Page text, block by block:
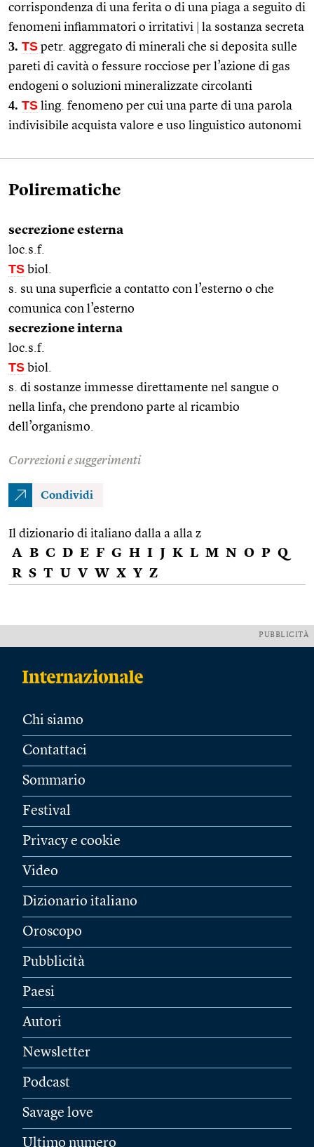
corrispondenza di una ferita o di una piaga a seguito di
fenomeni infiammatori o irritativi
la sostanza secreta
3. TS petr. aggregato di minerali che si deposita sulle
pareti di cavità o fessure rocciose per l’azione di gas
endogeni o soluzioni mineralizzate circolanti
4. TS ling. fenomeno per cui una parte di una parola
indivisibile acquista valore e uso linguistico autonomi
Polirematiche
secrezione esterna
loc.s.f.
TS biol.
s. su una superficie a contatto con l’esterno o che
comunica con l’esterno
secrezione interna
loc.s.f.
TS biol.
s. di sostanze immesse direttamente nel sangue o
nella linfa, che prendono parte al ricambio
dell’organismo.
Correzioni e suggerimenti
Condividi
Il dizionario di italiano dalla a alla z
A B C D E F G H I J K L M N O P Q
R S T U V W X Y Z
PUBBLICITÀ
Chi siamo
Contattaci
Sommario
Festival
Privacy e cookie
Video
Dizionario italiano
Oroscopo
Pubblicità
Paesi
Autori
Newsletter
Podcast
Savage love
Ultimo numero